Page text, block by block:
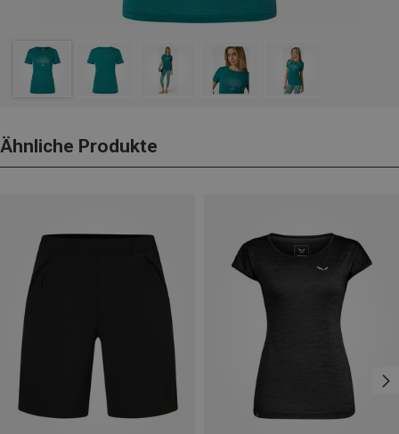
Ähnliche Produkte